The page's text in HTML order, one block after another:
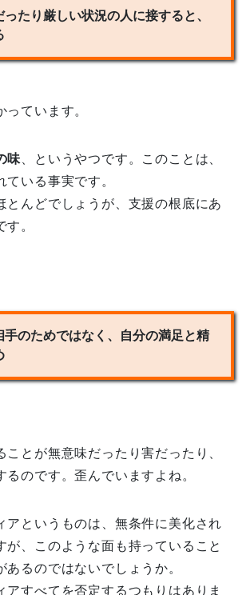
たり厳しい状況の人に接すると、
っています。
味 、というやつです。このことは、
いる事実です。
とんどでしょうが、支援の根底にあ
。
手のためではなく、自分の満足と精
ことが無意味だったり害だったり、
るのです。歪んでいますよね。
アというものは、無条件に美化され
が、このような面も持っていること
あるのではないでしょうか。
アすべてを否定するつもりはありま